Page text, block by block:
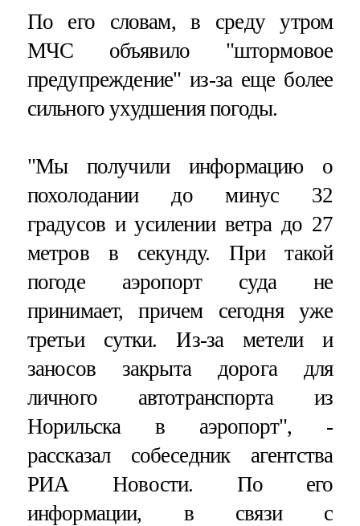
По его словам, в среду утром
МЧС объявило "штормовое
предупреждение" из-за еще более
сильного ухудшения погоды.
"Мы получили информацию о
похолодании до минус 32
градусов и усилении ветра до 27
метров в секунду. При такой
погоде аэропорт суда не
принимает, причем сегодня уже
третьи сутки. Из-за метели и
заносов закрыта дорога для
личного автотранспорта из
Норильска в аэропорт", -
рассказал собеседник агентства
РИА Новости. По его
информации, в связи с